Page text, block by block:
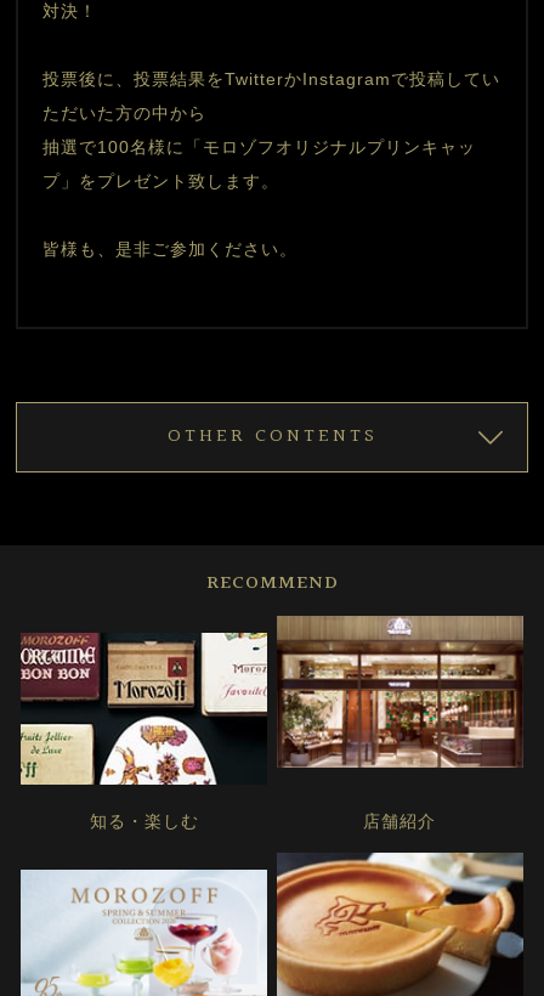
対決！
投票後に、投票結果をTwitterかInstagramで投稿してい
ただいた⽅の中から
抽選で100名様に「モロゾフオリジナルプリンキャッ
プ」をプレゼント致します。
皆様も、是非ご参加ください。
OTHER CONTENTS
RECOMMEND
知る・楽しむ 店舗紹介